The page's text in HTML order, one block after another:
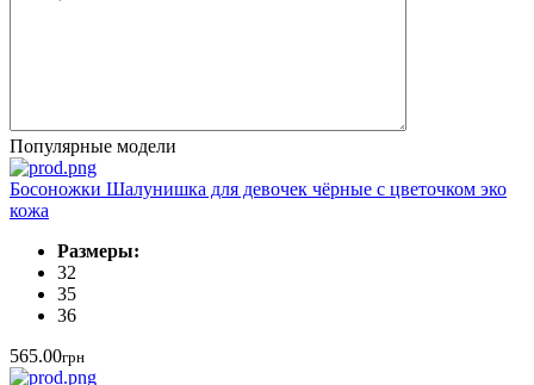
Популярные модели
Босоножки Шалунишка для девочек чёрные с цветочком эко
кожа
Размеры:
32
35
36
565.00грн